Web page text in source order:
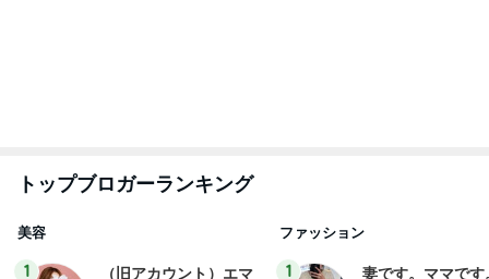
トップブロガーランキング
美容
1
（旧アカウント）エマ
ファッション
1
妻です。ママです